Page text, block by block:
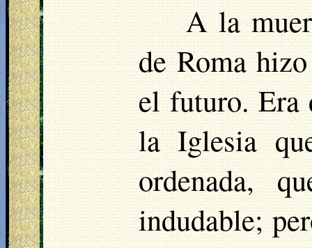
A la
de Roma
el futuro. Era
la Iglesia
ordenada,
indudable;